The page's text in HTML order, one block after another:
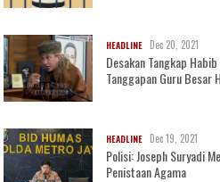
HEADLINE Dec 20, 2021
Desakan Tangkap
Tanggapan Guru Besar
HEADLINE Dec 19, 2021
Polisi: Joseph Suryadi
Penistaan Agama